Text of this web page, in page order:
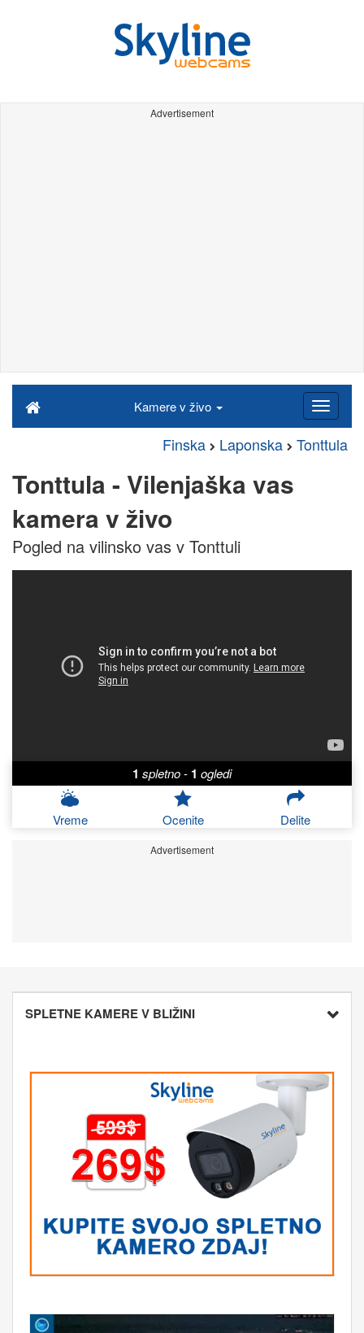
Advertisement
Kamere v živo
Finska Laponska Tonttula
Tonttula - Vilenjaška vas
kamera v živo
Pogled na vilinsko vas v Tonttuli
1 spletno- 1 ogledi
Vreme Ocenite Delite
Advertisement
SPLETNE KAMERE V BLIŽINI